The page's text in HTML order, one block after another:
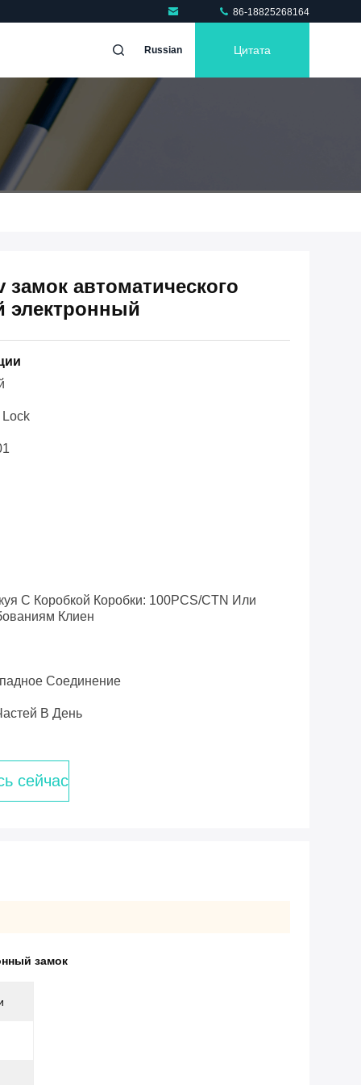
86-18825268164
Russian Цитата
автоматического
электронный
С Коробкой Коробки: 100PCS/CTN Или
Клиен
Соединение
В День
сейчас
замок